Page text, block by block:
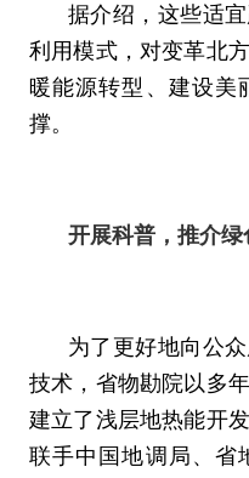
据介绍，这些适
利用模式，对变革北
暖能源转型、建设美
撑。
开展科普，推介
为了更好地向公
技术，省物勘院以多
建立了浅层地热能开
联手中国地调局、省